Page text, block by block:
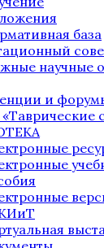
база
научные
и